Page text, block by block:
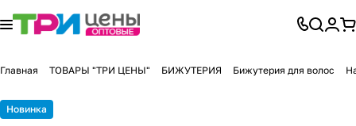
Главная ТОВАРЫ "ТРИ ЦЕНЫ" БИЖУТЕРИЯ Бижутерия для волос
Новинка